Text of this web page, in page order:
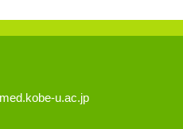
u.ac.jp